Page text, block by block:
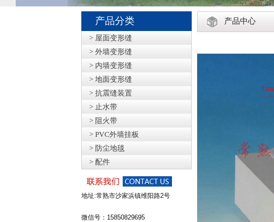
产品分类
> 屋面变形缝
> 外墙变形缝
> 内墙变形缝
> 地面变形缝
> 抗震缝装置
> 止水带
> 阻火带
> PVC外墙挂板
> 防尘地毯
> 配件
地址:常熟市沙家浜镇维阳路2号
微信号：15850829695
产品中心